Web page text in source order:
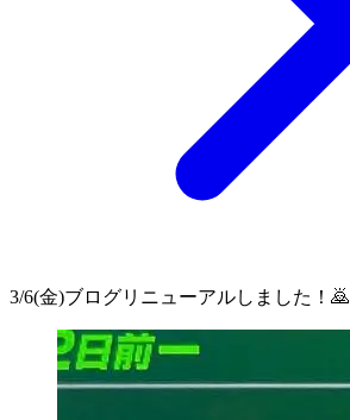
3/6(金)ブログリニューアルしました！🙇